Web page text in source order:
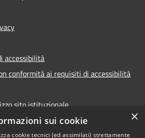
accessibilità
conformità ai requisiti di accessibilità
sito istituzionale
Comunali
×
sui cookie
cookie tecnici (ed assimilati) strettamente